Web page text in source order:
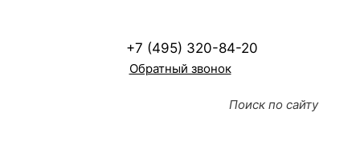
+7 (495) 320-84-20
Обратный звонок